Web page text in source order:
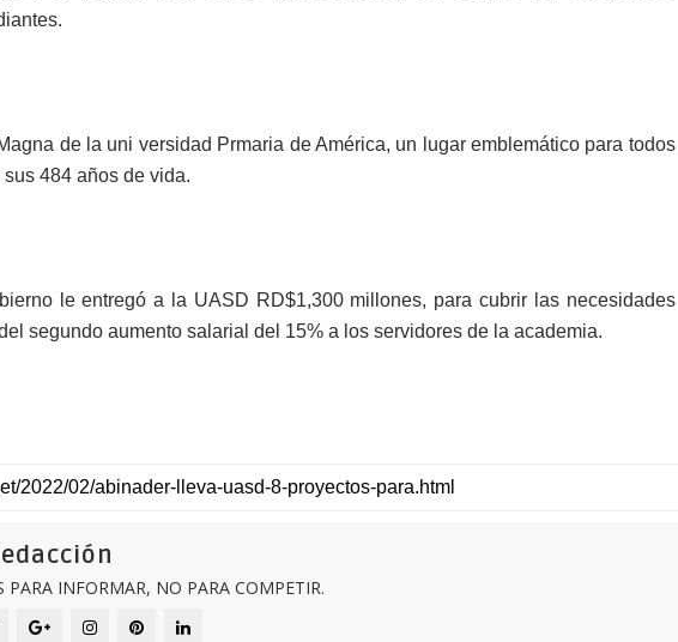
de la uni versidad Prmaria de América, un lugar em­blemático para todos
484 años de vida.
le entregó a la UASD RD$1,300 millo­nes, para cubrir las ne­cesidades
se­gundo aumento salarial del 15% a los servidores de la academia.
PARA INFORMAR, NO PARA COMPETIR.